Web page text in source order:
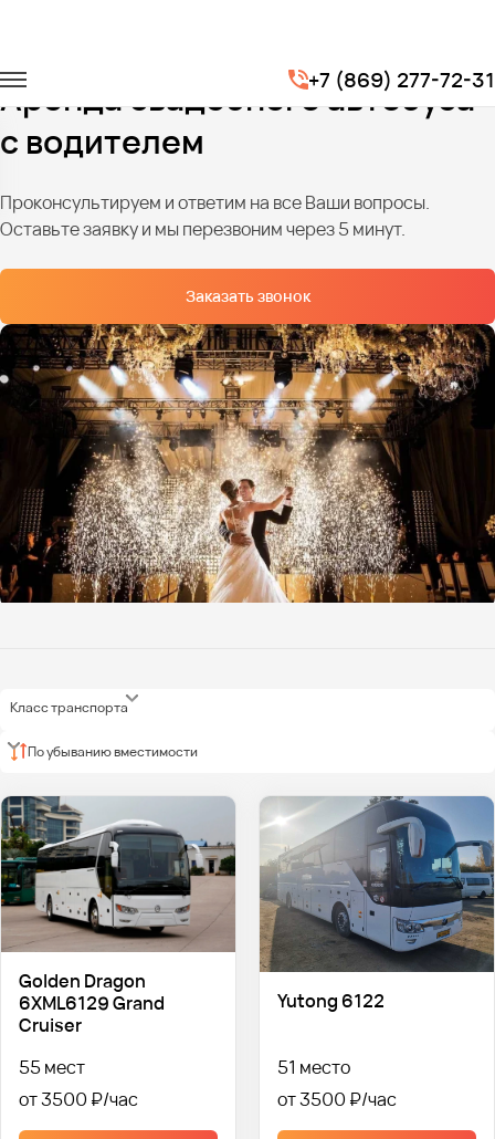
+7 (869) 277-72-31
Транспорт на свадьбу
Аренда свадебного автобуса
с водителем
Проконсультируем и ответим на все Ваши вопросы.
Оставьте заявку и мы перезвоним через 5 минут.
Заказать звонок
Класс транспорта
По убыванию вместимости
Golden Dragon
6XML6129 Grand
Cruiser
55 мест
от 3500 ₽
Yutong 6122
51 место
от 3500 ₽